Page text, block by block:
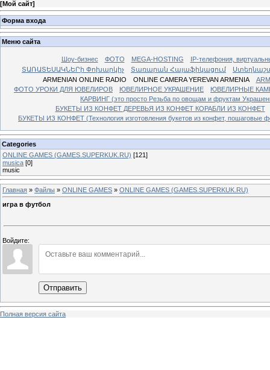
[Мой сайт]
Форма входа
Меню сайта
Шоу-бизнес ФОТО MEGA-HOSTING
IP-телефония,
ՏԱՌԱՏԵՍԱԿՆԵՐի Փոխարկիչ
Տառարան Հայաֆիկացում
ARMENIAN ONLINE RADIO
ONLINE CAMERA YEREVAN ARMENIA
ФОТО УРОКИ ДЛЯ ЮВЕЛИРОВ
ЮВЕЛИРНОЕ УКРАШЕНИЕ
ЮВЕЛИРНЫЕ
КАРВИНГ (это просто Резьба по овощам и фруктам
БУКЕТЫ ИЗ КОНФЕТ ДЕРЕВЬЯ ИЗ КОНФЕТ КОРАБЛИ ИЗ КОНФЕТ
БУКЕТЫ ИЗ КОНФЕТ (Технология изготовления букетов из конфет, пошаговые
Categories
ONLINE GAMES (GAMES.SUPERKUK.RU) [121]
musica [0]
music
Главная » Файлы » ONLINE GAMES » ONLINE GAMES (GAMES.SUPERKUK.RU)
игра в футбол
Войдите:
Отправить
Полная версия сайта